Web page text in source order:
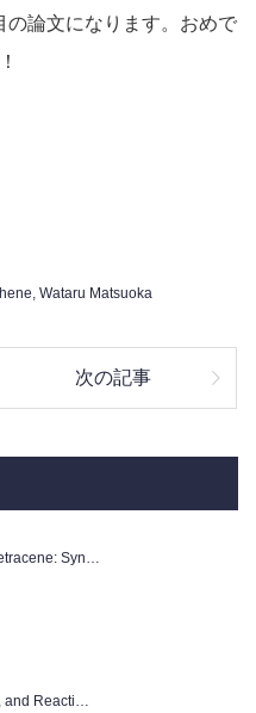
論文になります。おめで
Wataru Matsuoka
次の記事
Syn…
and Reacti…